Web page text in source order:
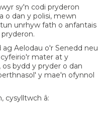
sy'n codi pryderon
o dan y polisi, mewn
unrhyw fath o anfantais
Aelodau o'r Senedd neu
mater at y
bydd y pryder o dan
y mae'n ofynnol
cysylltwch â: